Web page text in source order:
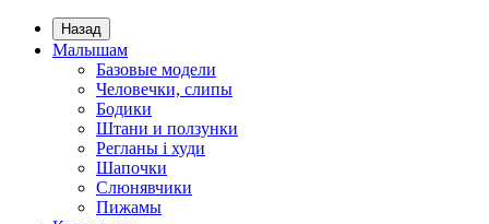
Назад
Малышам
Базовые модели
Человечки, слипы
Бодики
Штани и ползунки
Регланы і худи
Шапочки
Слюнявчики
Пижамы